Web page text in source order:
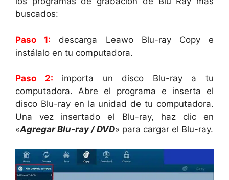
buscados:
Paso 1:
descarga Leawo Blu-ray Copy e
instálalo en tu computadora.
Paso 2: importa un disco Blu-ray a tu
computadora. Abre el programa e inserta el
disco Blu-ray en la unidad de tu computadora.
Una vez insertado el Blu-ray, haz clic en
«Agregar Blu-ray / DVD» para cargar el Blu-ray.